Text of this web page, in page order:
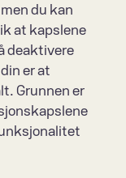
du kan
at kapslene
deaktivere
er at
Grunnen er